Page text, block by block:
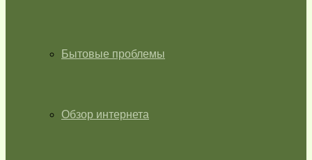
Бытовые проблемы
Обзор интернета